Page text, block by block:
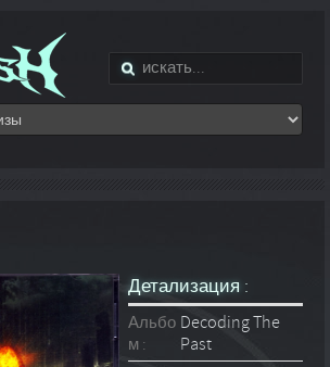
Детализация :
Альбо
м :
Decoding The
Past